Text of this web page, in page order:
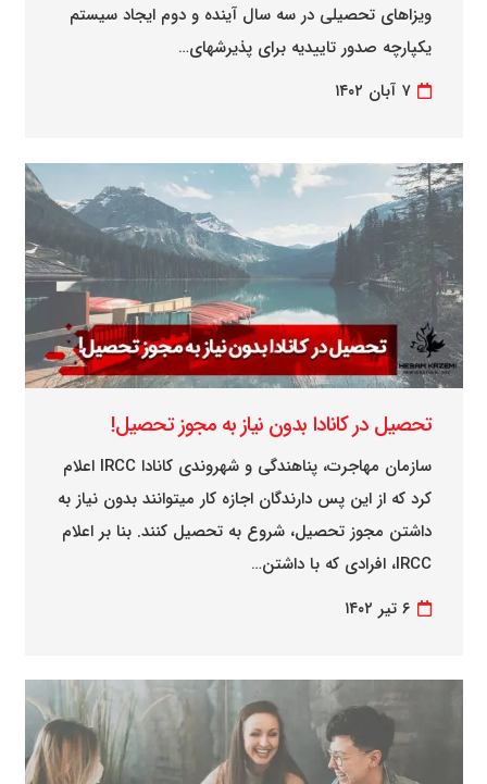
ویزاهای تحصیلی در سه سال آینده و دوم ایجاد سیستم
یکپارچه صدور تاییدیه برای پذیرشهای…
۷ آبان ۱۴۰۲
تحصیل در کانادا بدون نیاز به مجوز تحصیل!
سازمان مهاجرت، پناهندگی و شهروندی کانادا IRCC اعلام
کرد که از این پس دارندگان اجازه کار میتوانند بدون نیاز به
داشتن مجوز تحصیل، شروع به تحصیل کنند. بنا بر اعلام
IRCC، افرادی که با داشتن…
۶ تیر ۱۴۰۲